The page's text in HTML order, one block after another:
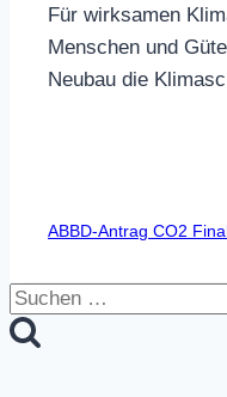
Für wirksamen
Menschen und
Neubau die
ABBD-Antrag CO2
Suchen
nach: